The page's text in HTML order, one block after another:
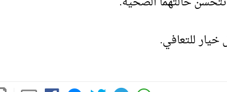
للتعافي.